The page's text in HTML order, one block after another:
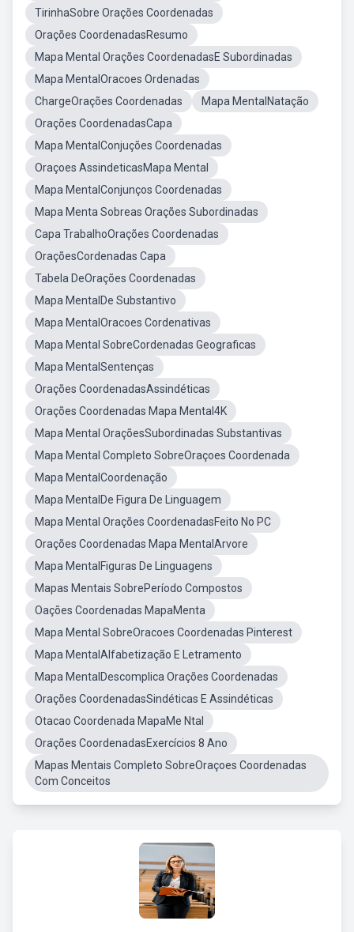
TirinhaSobre Orações Coordenadas
Orações CoordenadasResumo
Mapa Mental Orações CoordenadasE Subordinadas
Mapa MentalOracoes Ordenadas
ChargeOrações Coordenadas
Mapa MentalNatação
Orações CoordenadasCapa
Mapa MentalConjuções Coordenadas
Oraçoes AssindeticasMapa Mental
Mapa MentalConjunços Coordenadas
Mapa Menta Sobreas Orações Subordinadas
Capa TrabalhoOrações Coordenadas
OraçõesCordenadas Capa
Tabela DeOrações Coordenadas
Mapa MentalDe Substantivo
Mapa MentalOracoes Cordenativas
Mapa Mental SobreCordenadas Geograficas
Mapa MentalSentenças
Orações CoordenadasAssindéticas
Orações Coordenadas Mapa Mental4K
Mapa Mental OraçõesSubordinadas Substantivas
Mapa Mental Completo SobreOraçoes Coordenada
Mapa MentalCoordenação
Mapa MentalDe Figura De Linguagem
Mapa Mental Orações CoordenadasFeito No PC
Orações Coordenadas Mapa MentalArvore
Mapa MentalFiguras De Linguagens
Mapas Mentais SobrePeríodo Compostos
Oações Coordenadas MapaMenta
Mapa Mental SobreOracoes Coordenadas Pinterest
Mapa MentalAlfabetização E Letramento
Mapa MentalDescomplica Orações Coordenadas
Orações CoordenadasSindéticas E Assindéticas
Otacao Coordenada MapaMe Ntal
Orações CoordenadasExercícios 8 Ano
Mapas Mentais Completo SobreOraçoes Coordenadas
Com Conceitos